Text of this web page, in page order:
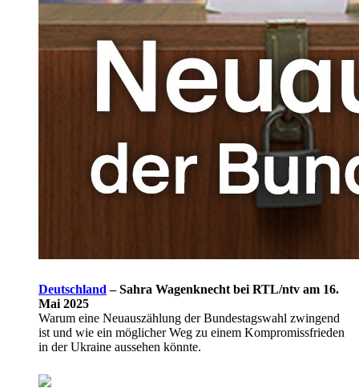
Deutschland – Sahra Wagenknecht bei RTL/ntv am 16.
Mai 2025
Warum eine Neuauszählung der Bundestagswahl zwingend
ist und wie ein möglicher Weg zu einem Kompromissfrieden
in der Ukraine aussehen könnte.